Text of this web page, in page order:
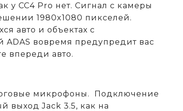
у CC4 Pro нет. Сигнал с камеры
1980x1080 пикселей.
авто и объектах c
ADAS вовремя предупредит вас
впереди авто.
микрофоны. Подключение
выход Jack 3.5, как на